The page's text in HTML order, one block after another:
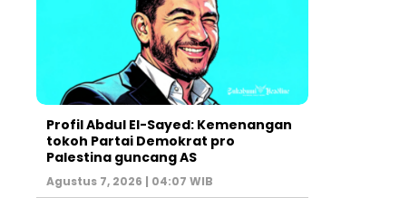
Profil Abdul El-Sayed: Kemenangan
tokoh Partai Demokrat pro
Palestina guncang AS
Agustus 7, 2026 | 04:07 WIB